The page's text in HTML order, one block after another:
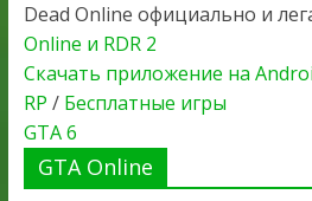
Dead Online официально и
Online и RDR 2
Скачать приложение на
RP / Бесплатные игры
GTA 6
GTA Online